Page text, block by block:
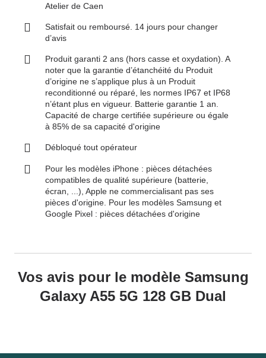
Atelier de Caen
Satisfait ou remboursé. 14 jours pour changer
d’avis
Produit garanti 2 ans (hors casse et oxydation). A
noter que la garantie d’étanchéité du Produit
d’origine ne s’applique plus à un Produit
reconditionné ou réparé, les normes IP67 et IP68
n’étant plus en vigueur. Batterie garantie 1 an.
Capacité de charge certifiée supérieure ou égale
à 85% de sa capacité d'origine
Débloqué tout opérateur
Pour les modèles iPhone : pièces détachées
compatibles de qualité supérieure (batterie,
écran, ...), Apple ne commercialisant pas ses
pièces d'origine. Pour les modèles Samsung et
Google Pixel : pièces détachées d'origine
Vos avis pour le modèle Samsung
Galaxy A55 5G 128 GB Dual